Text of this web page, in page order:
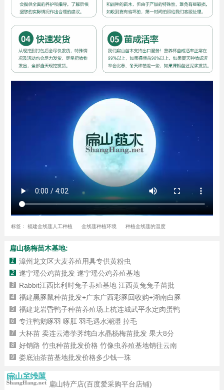
标签： 福建金线莲人工种植 金线莲种植环境 种植金线莲的温度
扁山杨梅苗木基地:
1 漳州龙文区大麦养殖用具专供黄粉虫
2 遂宁瑶公鸡苗批发 遂宁瑶公鸡养殖基地
3 Rabbit江西比利时兔子养殖基地 江西黄兔兔子苗批
4 福建黑豚鼠种苗批发+广东广西彩豚回收购+湖南白豚
5 福建龙岩昏鸭子种苗养殖场上杭连城武平永定肉蛋鸭
6 专注鸭鹅啄羽 啄肛 羽毛遇水潮湿 掉毛
7 大杯苗 卖连云港荸荠纯白水晶杨梅苗批发 果大8分
8 好销路 竹虫种苗批发价格 竹像虫养殖基地销往云南
9 娄底油茶苗基地批发价格多少钱一珠
扁山特产店(百度爱采购平台店铺)